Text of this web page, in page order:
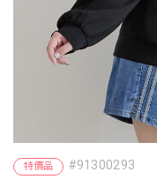
特價品 #91300293